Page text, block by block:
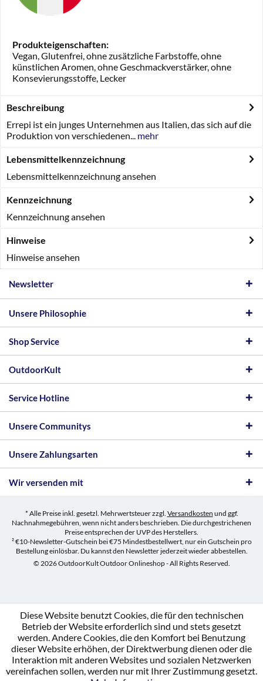
Produkteigenschaften:
Vegan, Glutenfrei, ohne zusätzliche Farbstoffe, ohne
künstlichen Aromen, ohne Geschmackverstärker, ohne
Konsevierungsstoffe, Lecker
Beschreibung
Errepi ist ein junges Unternehmen aus Italien, das sich auf die
Produktion von verschiedenen... mehr
Lebensmittelkennzeichnung
Lebensmittelkennzeichnung ansehen
Kennzeichnung
Kennzeichnung ansehen
Hinweise
Hinweise ansehen
Newsletter
Unsere Philosophie
Shop Service
OutdoorKult
Service Hotline
Unsere Communitys
Unsere Zahlungsarten
Wir versenden mit
* Alle Preise inkl. gesetzl. Mehrwertsteuer zzgl. Versandkosten und ggf.
Nachnahmegebühren, wenn nicht anders beschrieben. Die durchgestrichenen
Preise entsprechen der UVP des Herstellers.
² €10-Newsletter-Gutschein bei €75 Mindestbestellwert, nur ein Gutschein pro
Bestellung einlösbar. Du kannst den Newsletter jederzeit wieder abbestellen.
© 2026 OutdoorKult Outdoor Onlineshop - All Rights Reserved.
Diese Website benutzt Cookies, die für den technischen
Betrieb der Website erforderlich sind und stets gesetzt
werden. Andere Cookies, die den Komfort bei Benutzung
dieser Website erhöhen, der Direktwerbung dienen oder die
Interaktion mit anderen Websites und sozialen Netzwerken
vereinfachen sollen, werden nur mit Ihrer Zustimmung gesetzt.